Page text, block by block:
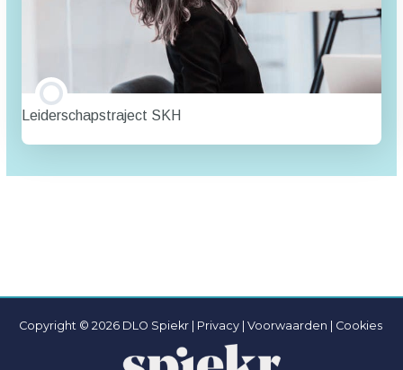
Leiderschapstraject SKH
TRAINING PROGRESSIE
Copyright © 2026 DLO Spiekr | Privacy | Voorwaarden Cookies